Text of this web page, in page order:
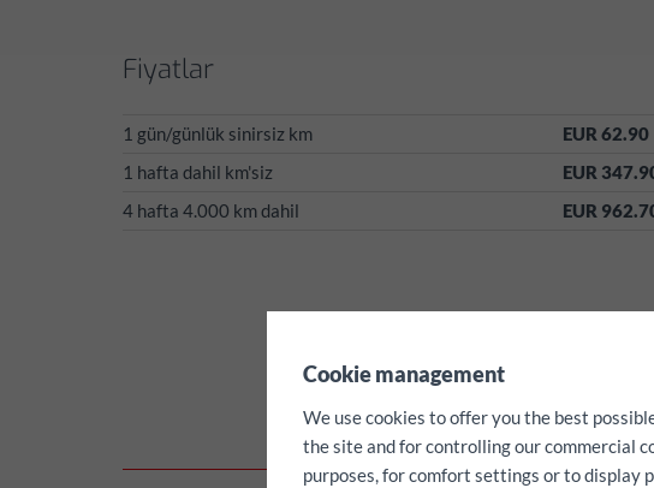
Fiyatlar
1 gün/günlük sinirsiz km
EUR 62.90
1 hafta dahil km'siz
EUR
4 hafta 4.000 km dahil
EUR
Cookie management
We use cookies to offer you the best
the site and for controlling our commercial
purposes, for comfort settings or to display